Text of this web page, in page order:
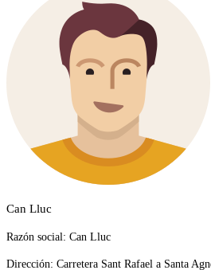
Can Lluc
Razón social: Can Lluc
Dirección: Carretera Sant Rafael a Santa